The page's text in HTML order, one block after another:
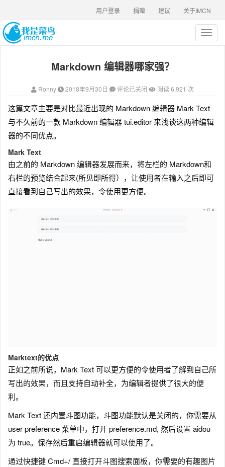
关于IMCN
建议
捐赠
用户登录
T
o
a
v
i
i
o
Markdown 编辑器哪家强？
Ronny 2018年9月30日 评论已关闭 阅读 6,921 次
这篇文章主要是对比最近出现的 Markdown 编辑器 Mark Text
与不久前的一款 Markdown 编辑器 tui.editor 来浅谈这两种编辑
器的不同优点。
Mark Text
由之前的 Markdown 编辑器发展而来，将左栏的 Markdown和
右栏的预览结合起来(所见即所得），让使用者在输入之后即可
直接看到自己写出的效果，令使用更方便。
Marktext的优点
正如之前所说，Mark Text 可以更方便的令使用者了解到自己所
写出的效果，而且支持自动补全，为编辑者提供了很大的便
利。
Mark Text 还内置斗图功能，斗图功能默认是关闭的，你需要从
user preference 菜单中，打开 preference.md, 然后设置 aidou
为 true。保存然后重启编辑器就可以使用了。
通过快捷键 Cmd+/ 直接打开斗图搜索面板，你需要的有趣图片